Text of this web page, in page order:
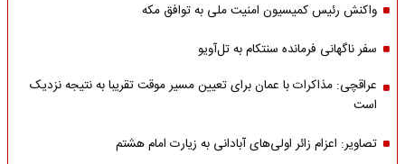
واکنش رئیس کمیسیون امنیت ملی به توافق مکه
سفر ناگهانی فرمانده سنتکام به تل‌آویو
عراقچی: مذاکرات با عمان برای تعیین مسیر موقت تقریبا به نتیجه نزدیک
است
تصاویر: اعزام زائر اولی‌های آبادانی به زیارت امام هشتم